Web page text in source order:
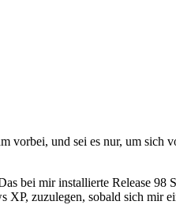
und sei es nur, um sich
bei mir installierte Release 98
zuzulegen, sobald sich mir